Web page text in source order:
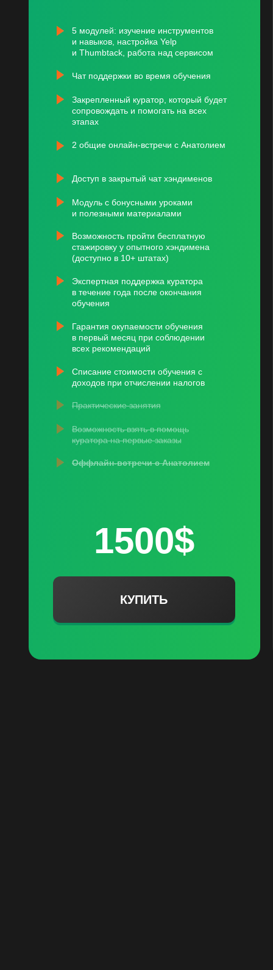
1500$
КУПИТЬ
Гарантия окупаемости обучения
в первый месяц при соблюдении
всех рекомендаций
Возможность взять в помощь
куратора на первые заказы
Оффлайн-встречи с Анатолием
Практические занятия
Списание стоимости обучения с
доходов при отчислении налогов
Экспертная поддержка куратора
в течение года после окончания
обучения
Возможность пройти бесплатную
стажировку у опытного хэндимена
(доступно в 10+ штатах)
Модуль с бонусными уроками
и полезными материалами
Доступ в закрытый чат хэндименов
2 общие онлайн-встречи с Анатолием
Закрепленный куратор, который будет
сопровождать и помогать на всех
этапах
Чат поддержки во время обучения
5 модулей: изучение инструментов
и навыков, настройка Yelp
и Thumbtack, работа над сервисом